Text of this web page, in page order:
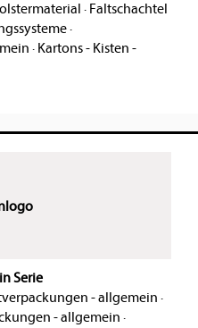
· Faltschachtel
·
· Kartons - Kisten -
Serie
- allgemein ·
- allgemein ·